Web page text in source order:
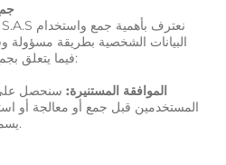
البيانات الشخصية بطريقة مسؤولة
فيما يتعلق بجمع واستخدام البيانات الشخصية:
الموافقة المستنيرة: سنحصل
المستخدمين قبل جمع أو معالجة أو
يسمح القانون بذلك دون موافقتهم.